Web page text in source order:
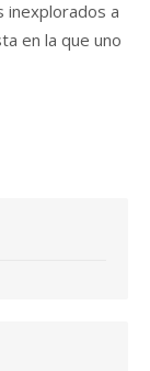
inexplorados a
en la que uno